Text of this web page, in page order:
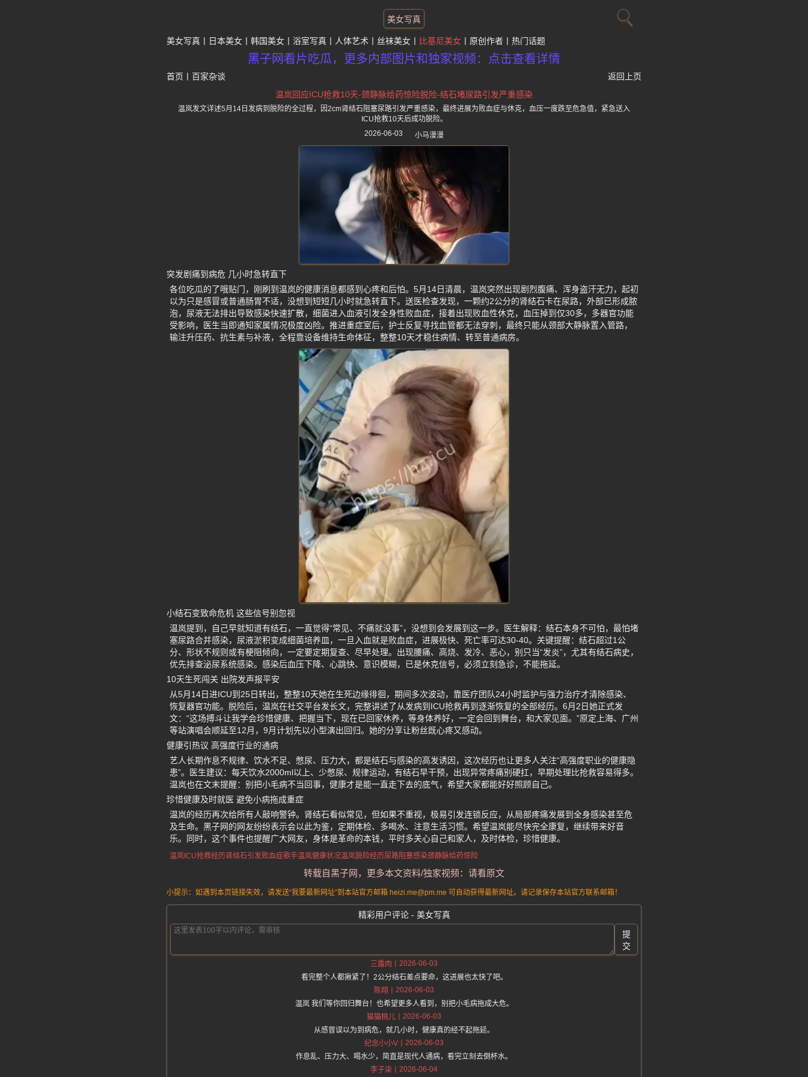
美女写真
美女写真 日本美女 韩国美女 浴室写真 人体艺术 丝袜美女 比基尼美女 原创作者 热门话题
黑子网看片吃瓜，更多内部图片和独家视频：点击查看详情
首页 百家杂谈
返回上页
温岚回应ICU抢救10天-颈静脉给药惊险脱险-结石堵尿路引发严重感染
温岚发文详述5月14日发病到脱险的全过程，因2cm肾结石阻塞尿路引发严重感染，最终进展为败血症与休克，血压一度跌至危急值，紧急送入
ICU抢救10天后成功脱险。
2026-06-03
小马漫漫
突发剧痛到病危 几小时急转直下
各位吃瓜的了哦贴门，刚刷到温岚的健康消息都感到心疼和后怕。5月14日清晨，温岚突然出现剧烈腹痛、浑身盗汗无力，起初
以为只是感冒或普通肠胃不适，没想到短短几小时就急转直下。送医检查发现，一颗约2公分的肾结石卡在尿路，外部已形成脓
泡，尿液无法排出导致感染快速扩散，细菌进入血液引发全身性败血症，接着出现败血性休克，血压掉到仅30多，多器官功能
受影响，医生当即通知家属情况极度凶险。推进重症室后，护士反复寻找血管都无法穿刺，最终只能从颈部大静脉置入管路，
输注升压药、抗生素与补液，全程靠设备维持生命体征，整整10天才稳住病情、转至普通病房。
小结石变致命危机 这些信号别忽视
温岚提到，自己早就知道有结石，一直觉得“常见、不痛就没事”，没想到会发展到这一步。医生解释：结石本身不可怕，最怕堵
塞尿路合并感染，尿液淤积变成细菌培养皿，一旦入血就是败血症，进展极快、死亡率可达30-40。关键提醒：结石超过1公
分、形状不规则或有梗阻倾向，一定要定期复查、尽早处理。出现腰痛、高烧、发冷、恶心，别只当“发炎”，尤其有结石病史，
优先排查泌尿系统感染。感染后血压下降、心跳快、意识模糊，已是休克信号，必须立刻急诊，不能拖延。
10天生死闯关 出院发声报平安
从5月14日进ICU到25日转出，整整10天她在生死边缘徘徊，期间多次波动，靠医疗团队24小时监护与强力治疗才清除感染、
恢复器官功能。脱险后，温岚在社交平台发长文，完整讲述了从发病到ICU抢救再到逐渐恢复的全部经历。6月2日她正式发
文：“这场搏斗让我学会珍惜健康、把握当下，现在已回家休养，等身体养好，一定会回到舞台，和大家见面。”原定上海、广州
等站演唱会顺延至12月，9月计划先以小型演出回归。她的分享让粉丝既心疼又感动。
健康引热议 高强度行业的通病
艺人长期作息不规律、饮水不足、憋尿、压力大，都是结石与感染的高发诱因，这次经历也让更多人关注“高强度职业的健康隐
患”。医生建议：每天饮水2000ml以上、少憋尿、规律运动，有结石早干预，出现异常疼痛别硬扛，早期处理比抢救容易得多。
温岚也在文末提醒：别把小毛病不当回事，健康才是能一直走下去的底气，希望大家都能好好照顾自己。
珍惜健康及时就医 避免小病拖成重症
温岚的经历再次给所有人敲响警钟。肾结石看似常见，但如果不重视，极易引发连锁反应，从局部疼痛发展到全身感染甚至危
及生命。黑子网的网友纷纷表示会以此为鉴，定期体检、多喝水、注意生活习惯。希望温岚能尽快完全康复，继续带来好音
乐。同时，这个事件也提醒广大网友，身体是革命的本钱，平时多关心自己和家人，及时体检，珍惜健康。
温岚ICU抢救经历肾结石引发败血症歌手温岚健康状况温岚脱险经历尿路阻塞感染颈静脉给药惊险
转载自黑子网，更多本文资料/独家视频：请看原文
小提示：如遇到本页链接失效，请发送“我要最新网址”到本站官方邮箱 heizi.me@pm.me 可自动获得最新网址。请记录保存本站官方联系邮箱！
精彩用户评论 - 美女写真
提
交
三露肉
2026-06-03
看完整个人都揪紧了！2公分结石差点要命，这进展也太快了吧。
陈翔
2026-06-03
温岚 我们等你回归舞台！也希望更多人看到，别把小毛病拖成大危。
猫猫桃儿
2026-06-03
从感冒误以为到病危，就几小时，健康真的经不起拖延。
纪念小小V
2026-06-03
作息乱、压力大、喝水少，简直是现代人通病，看完立刻去倒杯水。
李子柒
2026-06-04